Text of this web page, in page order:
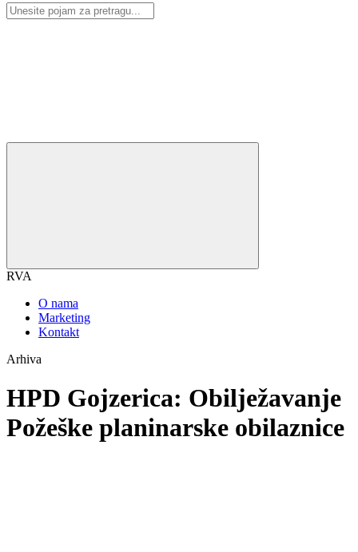
RVA
O nama
Marketing
Kontakt
Arhiva
HPD Gojzerica: Obilježavanje
Požeške planinarske obilaznice